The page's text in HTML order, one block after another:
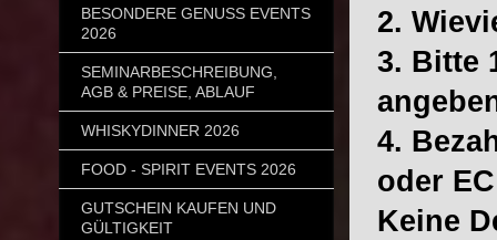
2.
3. Bitte
4.
oder
Keine
BESONDERE GENUSS EVENTS
2026
SEMINARBESCHREIBUNG,
AGB & PREISE, ABLAUF
WHISKYDINNER 2026
FOOD - SPIRIT EVENTS 2026
GUTSCHEIN KAUFEN UND
GÜLTIGKEIT